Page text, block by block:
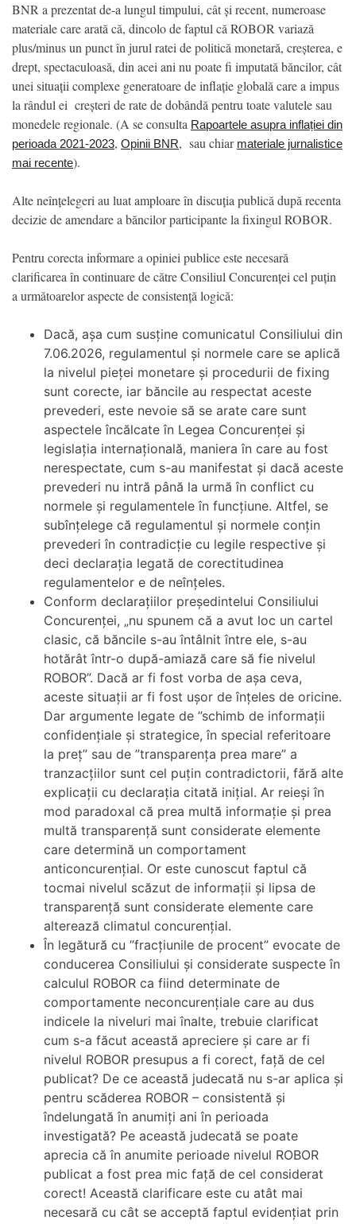
BNR a prezentat de-a lungul timpului, cât și recent, numeroase
materiale care arată că, dincolo de faptul că ROBOR variază
plus/minus un punct în jurul ratei de politică monetară, creșterea, e
drept, spectaculoasă, din acei ani nu poate fi imputată băncilor, cât
unei situații complexe generatoare de inflație globală care a impus
la rândul ei creșteri de rate de dobândă pentru toate valutele sau
monedele regionale. (A se consulta Rapoartele asupra inflației din
perioada 2021-2023, Opinii BNR, sau chiar materiale jurnalistice
mai recente).
Alte neînțelegeri au luat amploare în discuția publică după recenta
decizie de amendare a băncilor participante la fixingul ROBOR.
Pentru corecta informare a opiniei publice este necesară
clarificarea în continuare de către Consiliul Concurenței cel puțin
a următoarelor aspecte de consistență logică:
Dacă, așa cum susține comunicatul Consiliului din
7.06.2026, regulamentul și normele care se aplică
la nivelul pieței monetare și procedurii de fixing
sunt corecte, iar băncile au respectat aceste
prevederi, este nevoie să se arate care sunt
aspectele încălcate în Legea Concurenței și
legislația internațională, maniera în care au fost
nerespectate, cum s-au manifestat și dacă aceste
prevederi nu intră până la urmă în conflict cu
normele și regulamentele în funcțiune. Altfel, se
subînțelege că regulamentul și normele conțin
prevederi în contradicție cu legile respective și
deci declarația legată de corectitudinea
regulamentelor e de neînțeles.
Conform declarațiilor președintelui Consiliului
Concurenței, „nu spunem că a avut loc un cartel
clasic, că băncile s-au întâlnit între ele, s-au
hotărât într-o după-amiază care să fie nivelul
ROBOR”. Dacă ar fi fost vorba de așa ceva,
aceste situații ar fi fost ușor de înțeles de oricine.
Dar argumente legate de ”schimb de informații
confidențiale și strategice, în special referitoare
la preț” sau de ”transparența prea mare” a
tranzacțiilor sunt cel puțin contradictorii, fără alte
explicații cu declarația citată inițial. Ar reieși în
mod paradoxal că prea multă informație și prea
multă transparență sunt considerate elemente
care determină un comportament
anticoncurențial. Or este cunoscut faptul că
tocmai nivelul scăzut de informații și lipsa de
transparență sunt considerate elemente care
alterează climatul concurențial.
În legătură cu ”fracțiunile de procent” evocate de
conducerea Consiliului și considerate suspecte în
calculul ROBOR ca fiind determinate de
comportamente neconcurențiale care au dus
indicele la niveluri mai înalte, trebuie clarificat
cum s-a făcut această apreciere și care ar fi
nivelul ROBOR presupus a fi corect, față de cel
publicat? De ce această judecată nu s-ar aplica și
pentru scăderea ROBOR – consistentă și
îndelungată în anumiți ani în perioada
investigată? Pe această judecată se poate
aprecia că în anumite perioade nivelul ROBOR
publicat a fost prea mic față de cel considerat
corect! Această clarificare este cu atât mai
necesară cu cât se acceptă faptul evidențiat prin